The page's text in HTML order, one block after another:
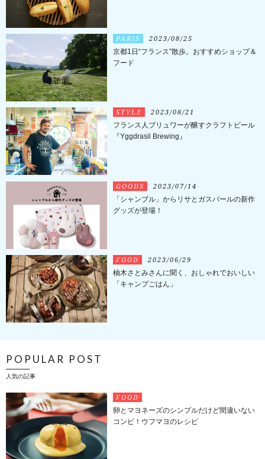
PARIS 2023/08/25
京都1日“フランス”散歩。おすすめショップ＆
フード
STYLE 2023/08/21
フランス人ブリュワーが醸すクラフトビール
『Yggdrasil Brewing』
GOODS 2023/07/14
「シャンブル」からリサとガスパールの新作
グッズが登場！
FOOD 2023/06/29
柚木さとみさんに聞く、おしゃれでおいしい
「キャンプごはん」
POPULAR POST
人気の記事
FOOD
卵とマヨネーズのシンプルだけど間違いない
コンビ！ウフマヨのレシピ